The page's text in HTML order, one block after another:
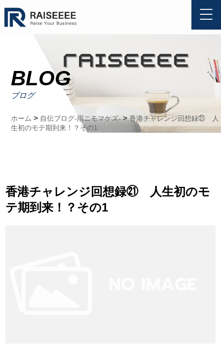
BLOG
ブログ
ホーム > 自伝ブログ-雨ニモマケズ->香港チャレンジ回想録㉑ 人
生初のモテ期到来！？その1
香港チャレンジ回想録㉑ 人生初のモ
テ期到来！？その1